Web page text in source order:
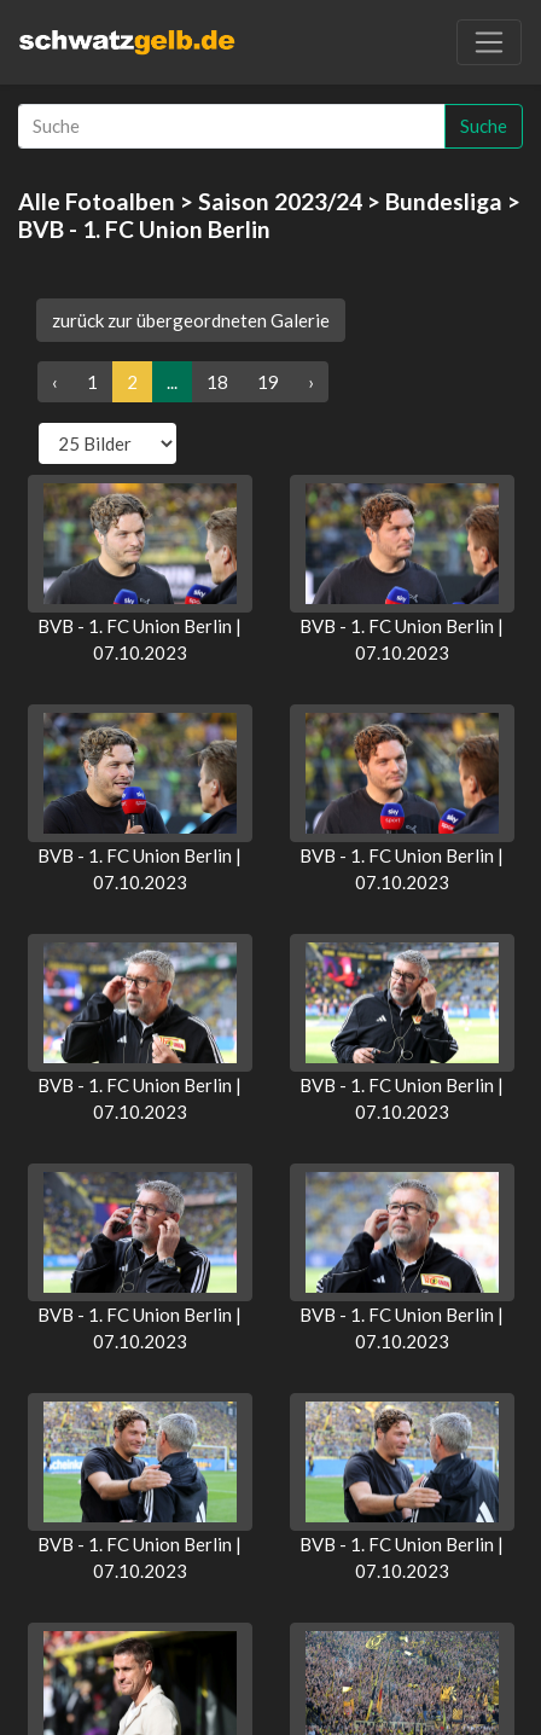
Suche
Alle Fotoalben > Saison 2023/24 > Bundesliga >
BVB - 1. FC Union Berlin
zurück zur übergeordneten Galerie
‹ 1 2 ... 18 19 ›
BVB - 1. FC Union Berlin |
07.10.2023
BVB - 1. FC Union Berlin |
07.10.2023
BVB - 1. FC Union Berlin |
07.10.2023
BVB - 1. FC Union Berlin |
07.10.2023
BVB - 1. FC Union Berlin |
07.10.2023
BVB - 1. FC Union Berlin |
07.10.2023
BVB - 1. FC Union Berlin |
07.10.2023
BVB - 1. FC Union Berlin |
07.10.2023
BVB - 1. FC Union Berlin |
07.10.2023
BVB - 1. FC Union Berlin |
07.10.2023